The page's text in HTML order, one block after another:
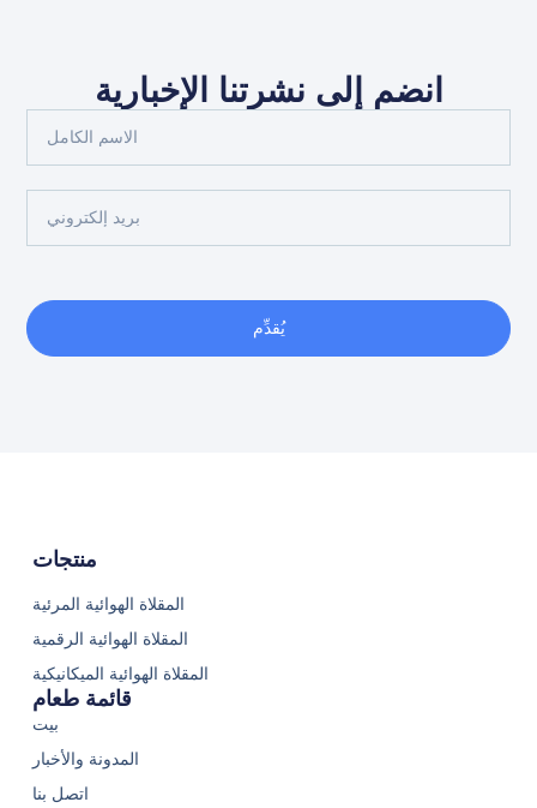
انضم إلى نشرتنا الإخبارية
يُقدِّم
منتجات
المقلاة الهوائية المرئية
المقلاة الهوائية الرقمية
المقلاة الهوائية الميكانيكية
قائمة طعام
بيت
المدونة والأخبار
اتصل بنا